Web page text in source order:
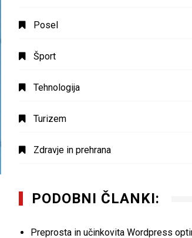
Posel
Šport
Tehnologija
Turizem
Zdravje in prehrana
PODOBNI ČLANKI:
Preprosta in učinkovita Wordpress